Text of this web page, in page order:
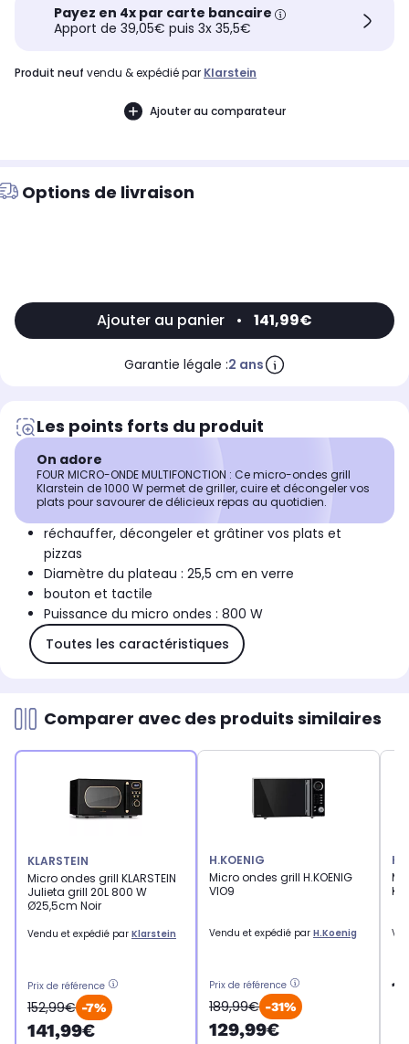
Payez en 4x par carte bancaire
Apport de 39,05€ puis 3x 35,5€
produit neuf vendu & expédié par Klarstein
Ajouter au comparateur
Options de livraison
Ajouter au panier • 141,99€
Garantie légale :2 ans
Les points forts du produit
On adore
FOUR MICRO-ONDE MULTIFONCTION : Ce micro-ondes grill
Klarstein de 1000 W permet de griller, cuire et décongeler vos
plats pour savourer de délicieux repas au quotidien.
réchauffer, décongeler et grâtiner vos plats et
pizzas
Diamètre du plateau : 25,5 cm en verre
bouton et tactile
Puissance du micro ondes : 800 W
Toutes les caractéristiques
Comparer avec des produits similaires
KLARSTEIN
Micro ondes grill KLARSTEIN
Julieta grill 20L 800 W
Ø25,5cm Noir
Vendu et expédié par Klarstein
Prix de référence
152,99€ -7%
141,99€
H.KOENIG
Micro ondes grill H.KOENIG
VIO9
Vendu et expédié par H.Koenig
Prix de référence
189,99€ -31%
129,99€